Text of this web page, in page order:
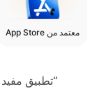
معتمد من App Store
“تطبيق